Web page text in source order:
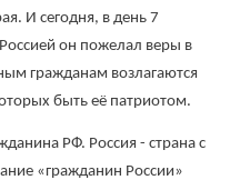
И сегодня, в день 7
он пожелал веры в
гражданам возлагаются
быть её патриотом.
РФ. Россия - страна с
«гражданин России»